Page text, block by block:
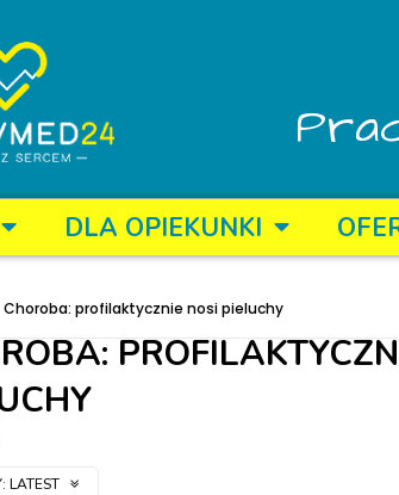
DLA OPIEKUNKI
Choroba: profilaktycznie nosi pieluchy
LATEST